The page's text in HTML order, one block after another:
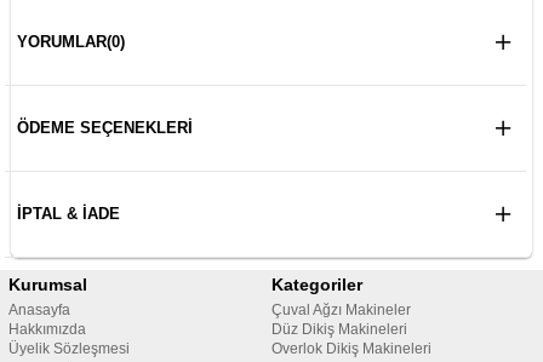
YORUMLAR(0)
ÖDEME SEÇENEKLERI
İPTAL & İADE
Kurumsal
Anasayfa
Hakkımızda
Üyelik Sözleşmesi
Kategoriler
Çuval Ağzı Makineler
Düz Dikiş Makineleri
Overlok Dikiş Makineleri